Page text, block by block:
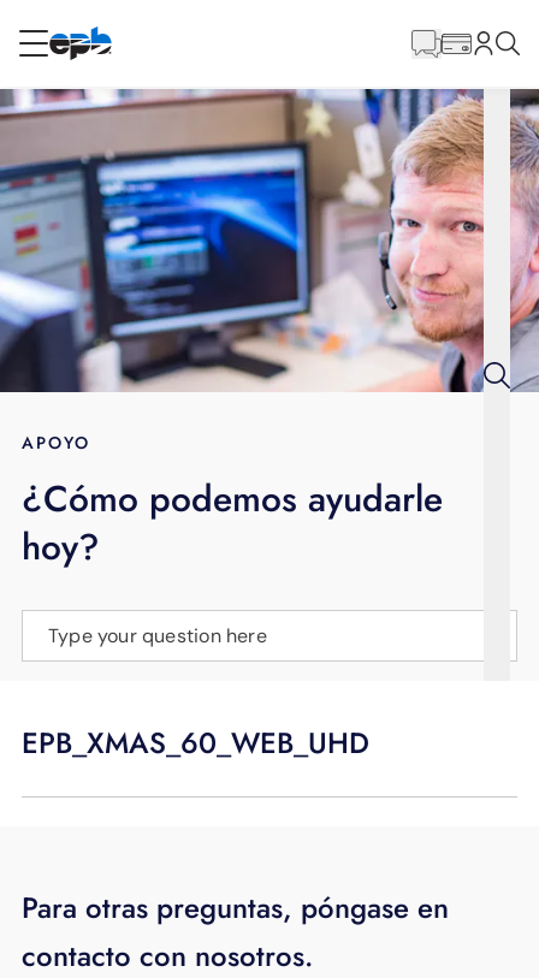
RESIDENCIAL
Internet
Energía
Televisión
BLOG
APOYO
principal
APOYO
¿Cómo podemos ayudarle
hoy?
Type your question here
EPB_XMAS_60_WEB_UHD
Para otras preguntas, póngase en
contacto con nosotros.